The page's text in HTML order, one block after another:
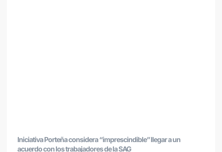
Iniciativa Porteña considera “imprescindible” llegar a un
acuerdo con los trabajadores de la SAG